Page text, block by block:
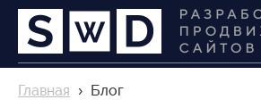
Главная › Блог